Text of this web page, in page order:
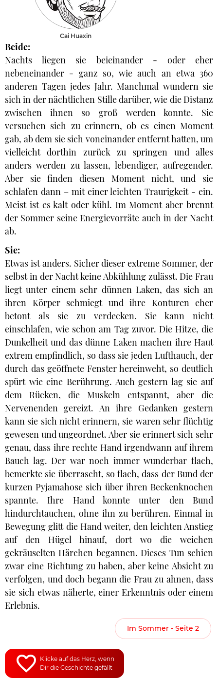
Cai Huaxin
Beide:
Nachts liegen sie beieinander - oder eher
nebeneinander - ganz so, wie auch an etwa 360
anderen Tagen jedes Jahr. Manchmal wundern sie
sich in der nächtlichen Stille darüber, wie die Distanz
zwischen ihnen so groß werden konnte. Sie
versuchen sich zu erinnern, ob es einen Moment
gab, ab dem sie sich voneinander entfernt hatten, um
vielleicht dorthin zurück zu springen und alles
anders werden zu lassen, lebendiger, aufregender.
Aber sie finden diesen Moment nicht, und sie
schlafen dann – mit einer leichten Traurigkeit - ein.
Meist ist es kalt oder kühl. Im Moment aber brennt
der Sommer seine Energievorräte auch in der Nacht
ab.
Sie:
Etwas ist anders. Sicher dieser extreme Sommer, der
selbst in der Nacht keine Abkühlung zulässt. Die Frau
liegt unter einem sehr dünnen Laken, das sich an
ihren Körper schmiegt und ihre Konturen eher
betont als sie zu verdecken. Sie kann nicht
einschlafen, wie schon am Tag zuvor. Die Hitze, die
Dunkelheit und das dünne Laken machen ihre Haut
extrem empfindlich, so dass sie jeden Lufthauch, der
durch das geöffnete Fenster hereinweht, so deutlich
spürt wie eine Berührung. Auch gestern lag sie auf
dem Rücken, die Muskeln entspannt, aber die
Nervenenden gereizt. An ihre Gedanken gestern
kann sie sich nicht erinnern, sie waren sehr flüchtig
gewesen und ungeordnet. Aber sie erinnert sich sehr
genau, dass ihre rechte Hand irgendwann auf ihrem
Bauch lag. Der war noch immer wunderbar flach,
bemerkte sie überrascht, so flach, dass der Bund der
kurzen Pyjamahose sich über ihren Beckenknochen
spannte. Ihre Hand konnte unter den Bund
hindurchtauchen, ohne ihn zu berühren. Einmal in
Bewegung glitt die Hand weiter, den leichten Anstieg
auf den Hügel hinauf, dort wo die weichen
gekräuselten Härchen begannen. Dieses Tun schien
zwar eine Richtung zu haben, aber keine Absicht zu
verfolgen, und doch begann die Frau zu ahnen, dass
sie sich etwas näherte, einer Erkenntnis oder einem
Erlebnis.
Im Sommer - Seite 2
Klicke auf das Herz, wenn
Dir die Geschichte gefällt